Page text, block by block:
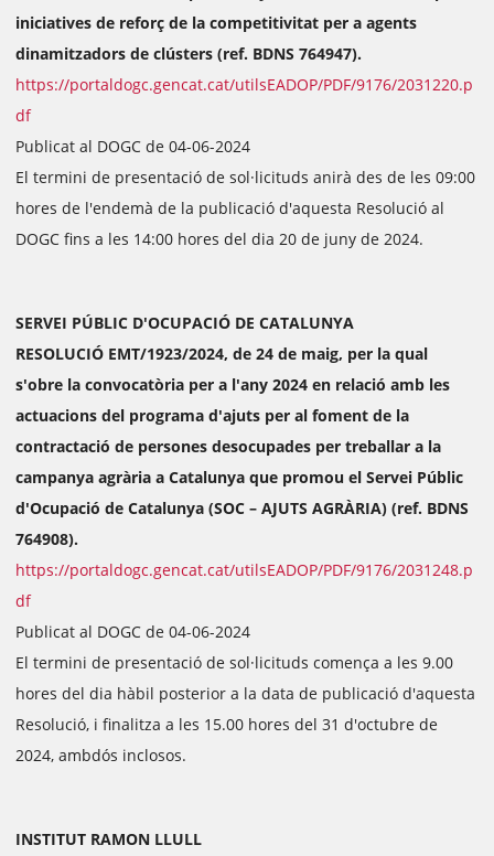
iniciatives de reforç de la competitivitat per a agents
dinamitzadors de clústers (ref. BDNS 764947).
https://portaldogc.gencat.cat/utilsEADOP/PDF/9176/2031220.p
df
Publicat al DOGC de 04-06-2024
El termini de presentació de sol·licituds anirà des de les 09:00
hores de l'endemà de la publicació d'aquesta Resolució al
DOGC fins a les 14:00 hores del dia 20 de juny de 2024.
SERVEI PÚBLIC D'OCUPACIÓ DE CATALUNYA
RESOLUCIÓ EMT/1923/2024, de 24 de maig, per la qual
s'obre la convocatòria per a l'any 2024 en relació amb les
actuacions del programa d'ajuts per al foment de la
contractació de persones desocupades per treballar a la
campanya agrària a Catalunya que promou el Servei Públic
d'Ocupació de Catalunya (SOC – AJUTS AGRÀRIA) (ref. BDNS
764908).
https://portaldogc.gencat.cat/utilsEADOP/PDF/9176/2031248.p
df
Publicat al DOGC de 04-06-2024
El termini de presentació de sol·licituds comença a les 9.00
hores del dia hàbil posterior a la data de publicació d'aquesta
Resolució, i finalitza a les 15.00 hores del 31 d'octubre de
2024, ambdós inclosos.
INSTITUT RAMON LLULL